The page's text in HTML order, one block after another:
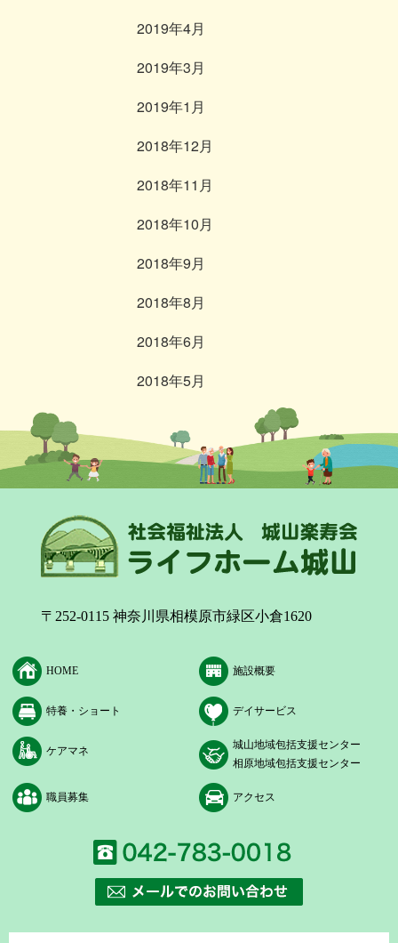
2019年4月
2019年3月
2019年1月
2018年12月
2018年11月
2018年10月
2018年9月
2018年8月
2018年6月
2018年5月
〒252-0115 神奈川県相模原市緑区小倉1620
HOME 施設概要
特養・ショート デイサービス
ケアマネ
城山地域包括支援センター
相原地域包括支援センター
職員募集 アクセス